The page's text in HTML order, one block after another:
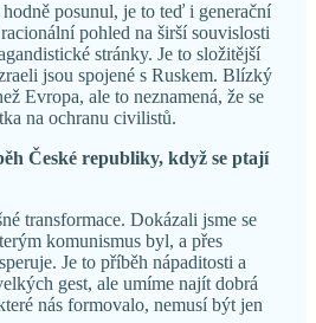
posunul, je to teď i generační
pohled na širší souvislosti
stránky. Je to složitější
jsou spojené s Ruskem. Blízký
Evropa, ale to neznamená, že se
na ochranu civilistů.
České republiky, když se ptají
transformace. Dokázali jsme se
komunismus byl, a přes
Je to příběh nápaditosti a
gest, ale umíme najít dobrá
nás formovalo, nemusí být jen